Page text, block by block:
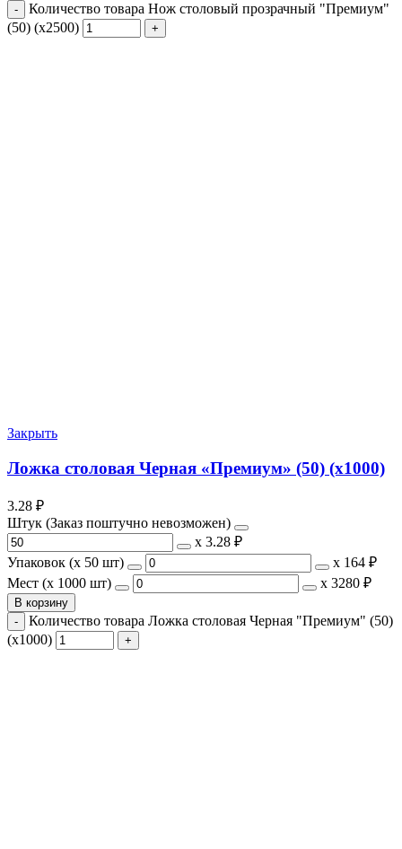
Количество товара Нож столовый прозрачный "Премиум"
(50) (х2500)
Закрыть
Ложка столовая Черная «Премиум» (50) (х1000)
3.28 ₽
Штук (Заказ поштучно невозможен)
х 3.28 ₽
Упаковок (x 50 шт)
х 164 ₽
Мест (x 1000 шт)
х 3280 ₽
В корзину
Количество товара Ложка столовая Черная "Премиум" (50)
(х1000)